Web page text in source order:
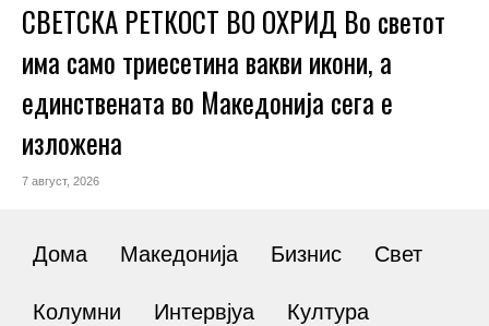
СВЕТСКА РЕТКОСТ ВО ОХРИД Во светот
има само триесетина вакви икони, а
единствената во Македонија сега е
изложена
7 август, 2026
Дома Македонија Бизнис Свет
Колумни Интервјуа Култура